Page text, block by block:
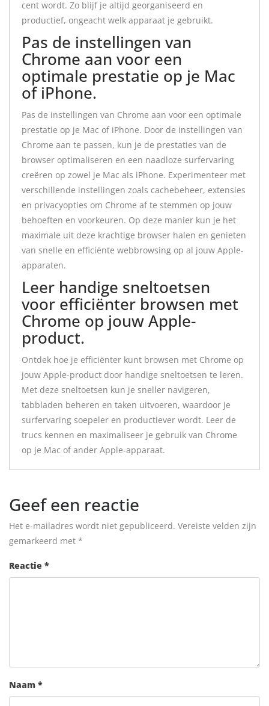
cent wordt. Zo blijf je altijd georganiseerd en
productief, ongeacht welk apparaat je gebruikt.
Pas de instellingen van
Chrome aan voor een
optimale prestatie op je Mac
of iPhone.
Pas de instellingen van Chrome aan voor een optimale
prestatie op je Mac of iPhone. Door de instellingen van
Chrome aan te passen, kun je de prestaties van de
browser optimaliseren en een naadloze surfervaring
creëren op zowel je Mac als iPhone. Experimenteer met
verschillende instellingen zoals cachebeheer, extensies
en privacyopties om Chrome af te stemmen op jouw
behoeften en voorkeuren. Op deze manier kun je het
maximale uit deze krachtige browser halen en genieten
van snelle en efficiënte webbrowsing op al jouw Apple-
apparaten.
Leer handige sneltoetsen
voor efficiënter browsen met
Chrome op jouw Apple-
product.
Ontdek hoe je efficiënter kunt browsen met Chrome op
jouw Apple-product door handige sneltoetsen te leren.
Met deze sneltoetsen kun je sneller navigeren,
tabbladen beheren en taken uitvoeren, waardoor je
surfervaring soepeler en productiever wordt. Leer de
trucs kennen en maximaliseer je gebruik van Chrome
op je Mac of ander Apple-apparaat.
Geef een reactie
Het e-mailadres wordt niet gepubliceerd. Vereiste velden zijn
gemarkeerd met *
Reactie *
Naam *